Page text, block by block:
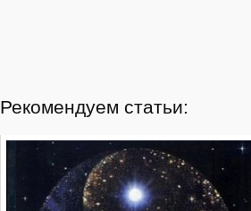
Рекомендуем статьи: